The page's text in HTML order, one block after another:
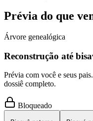
Prévia do que
Árvore genealógica
Reconstrução até
Prévia com você e seus
dossiê completo.
Bloqueado